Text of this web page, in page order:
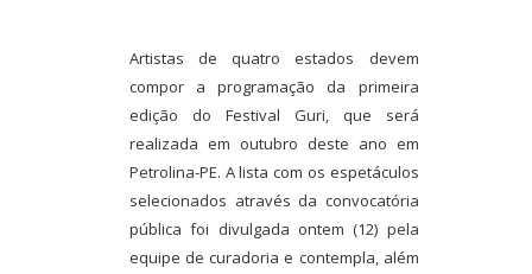
Artistas de quatro estados devem
compor a programação da primeira
edição do Festival Guri, que será
realizada em outubro deste ano em
Petrolina-PE. A lista com os espetáculos
selecionados através da convocatória
pública foi divulgada ontem (12) pela
equipe de curadoria e contempla, além